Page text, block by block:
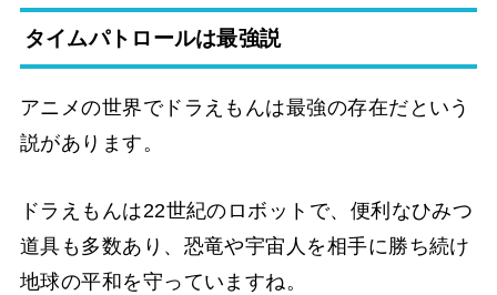
タイムパトロールは最強説
アニメの世界でドラえもんは最強の存在だという
説があります。
ドラえもんは22世紀のロボットで、便利なひみつ
道具も多数あり、恐竜や宇宙人を相手に勝ち続け
地球の平和を守っていますね。